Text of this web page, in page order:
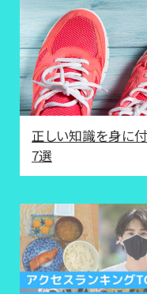
正しい知識を身に
7選